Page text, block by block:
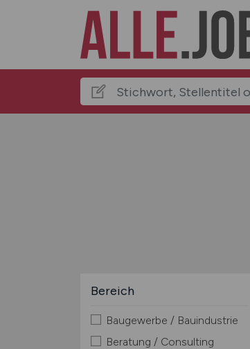
Bereich
Baugewerbe / Bauindustrie
Beratung / Consulting